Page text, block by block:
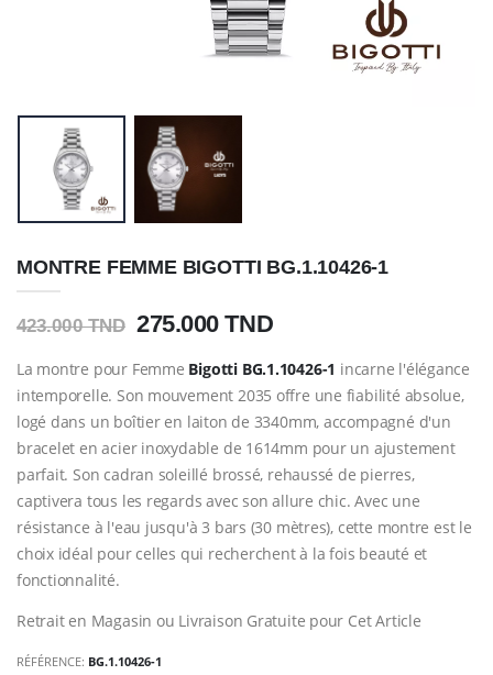
MONTRE FEMME BIGOTTI BG.1.10426-1
423.000 TND 275.000 TND
La montre pour Femme BigottiBG.1.10426-1 incarne l'élégance
intemporelle. Son mouvement 2035 offre une fiabilité absolue,
logé dans un boîtier en laiton de 3340mm, accompagné d'un
bracelet en acier inoxydable de 1614mm pour un ajustement
parfait. Son cadran soleillé brossé, rehaussé de pierres,
captivera tous les regards avec son allure chic. Avec une
résistance à l'eau jusqu'à 3 bars (30 mètres), cette montre est le
choix idéal pour celles qui recherchent à la fois beauté et
fonctionnalité.
Retrait en Magasin ou Livraison Gratuite pour Cet Article
RÉFÉRENCE: BG.1.10426-1